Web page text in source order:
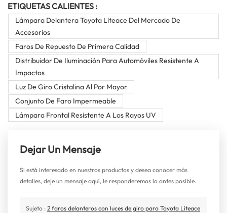
ETIQUETAS CALIENTES :
Lámpara Delantera Toyota Liteace Del Mercado De
Accesorios
Faros De Repuesto De Primera Calidad
Distribuidor De Iluminación Para Automóviles Resistente A
Impactos
Luz De Giro Cristalina Al Por Mayor
Conjunto De Faro Impermeable
Lámpara Frontal Resistente A Los Rayos UV
Dejar Un Mensaje
Si está interesado en nuestros productos y desea conocer más
detalles, deje un mensaje aquí, le responderemos lo antes posible.
Sujeto : 2 faros delanteros con luces de giro para Toyota Liteace